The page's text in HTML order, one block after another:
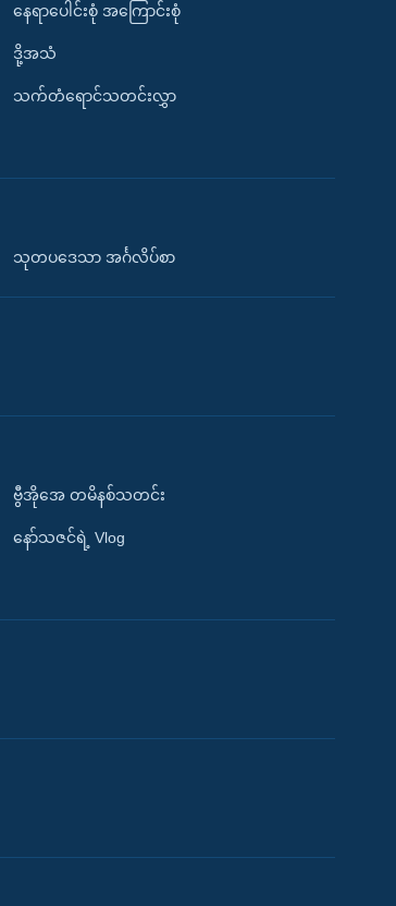
နေရာပေါင်းစုံ အကြောင်းစုံ
ဒို့အသံ
သက်တံရောင်သတင်းလွှာ
သုတပဒေသာ အင်္ဂလိပ်စာ
ဗွီအိုအေ တမိနစ်သတင်း
နော်သဇင်ရဲ့ Vlog